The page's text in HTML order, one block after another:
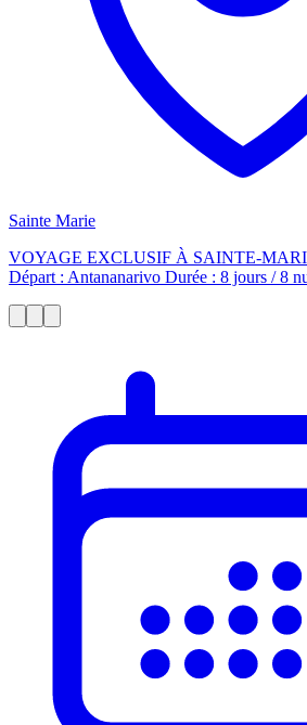
Sainte Marie
VOYAGE EXCLUSIF À SAINTE-
Départ : Antananarivo Durée : 8 jours / 8